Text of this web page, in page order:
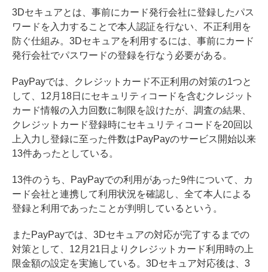
3Dセキュアとは、事前にカード発行会社に登録したパス
ワードを入力することで本人認証を行ない、不正利用を
防ぐ仕組み。3Dセキュアを利用するには、事前にカード
発行会社でパスワードの登録を行なう必要がある。
PayPayでは、クレジットカード不正利用の対策の1つと
して、12月18日にセキュリティコードを含むクレジット
カード情報の入力回数に制限を設けたが、調査の結果、
クレジットカード登録時にセキュリティコードを20回以
上入力し登録に至った件数はPayPayのサービス開始以来
13件あったとしている。
13件のうち、PayPayでの利用があった9件について、カ
ード会社と連携して利用状況を確認し、全て本人による
登録と利用であったことが判明しているという。
またPayPayでは、3Dセキュアの対応が完了するまでの
対策として、12月21日よりクレジットカード利用時の上
限金額の設定を実施している。3Dセキュア対応後は、3